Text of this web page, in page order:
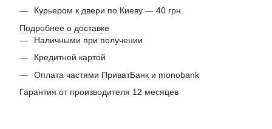
Курьером к двери по Киеву — 40 грн.
Подробнее о доставке
Наличными при получении
Кредитной картой
Оплата частями ПриватБанк и monobank
Гарантия от производителя 12 месяцев